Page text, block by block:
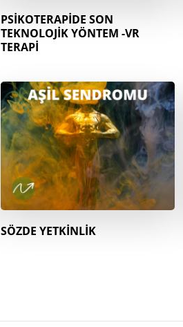
PSİKOTERAPİDE SON
TEKNOLOJİK YÖNTEM -VR
TERAPİ
SÖZDE YETKİNLİK